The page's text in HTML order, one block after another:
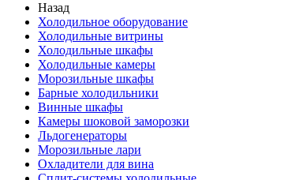
Назад
Холодильное оборудование
Холодильные витрины
Холодильные шкафы
Холодильные камеры
Морозильные шкафы
Барные холодильники
Винные шкафы
Камеры шоковой заморозки
Льдогенераторы
Морозильные лари
Охладители для вина